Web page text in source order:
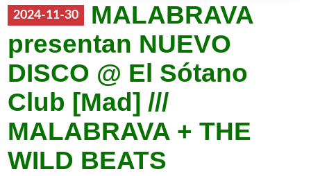
2024-11-30
MALABRAVA
presentan NUEVO
DISCO @ El Sótano
Club [Mad] ///
MALABRAVA + THE
WILD BEATS